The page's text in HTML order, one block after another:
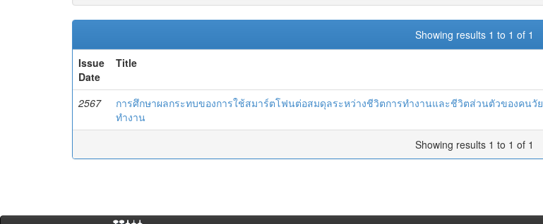
Showing results 1 to 1 of 1
Issue
Date
Title
2567
การศึกษาผลกระทบของการใช้สมาร์ตโฟนต่อสมดุลระหว่างชีวิตการทำงานและชีวิตส่วนตัวของคนวัย
ทำงาน
Showing results 1 to 1 of 1